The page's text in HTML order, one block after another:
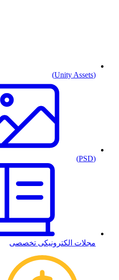
(Unity Assets)
(PSD)
مجلات الکترونیکی تخصصی